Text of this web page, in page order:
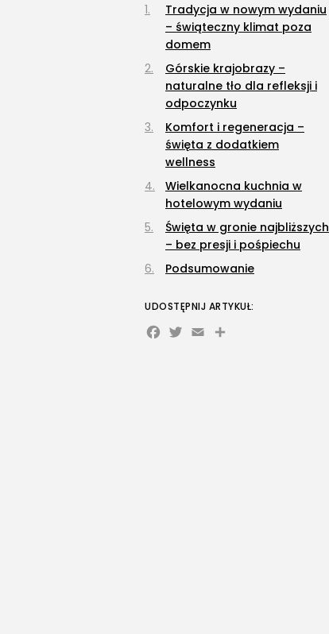
Tradycja w nowym wydaniu
– świąteczny klimat poza
domem
Górskie krajobrazy –
naturalne tło dla refleksji i
odpoczynku
Komfort i regeneracja –
święta z dodatkiem
wellness
Wielkanocna kuchnia w
hotelowym wydaniu
Święta w gronie najbliższych
– bez presji i pośpiechu
Podsumowanie
UDOSTĘPNIJ ARTYKUŁ:
Facebook
Twitter
EmailShare